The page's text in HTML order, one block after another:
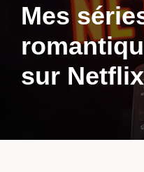
Mes
sur